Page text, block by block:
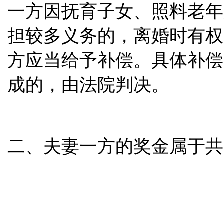
一方因抚育子女、照料老
担较多义务的，离婚时有
方应当给予补偿。具体补
成的，由法院判决。
二、夫妻一方的奖金属于